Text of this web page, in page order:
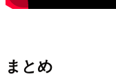
まとめ